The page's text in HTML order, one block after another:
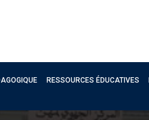
RESSOURCES ÉDUCATIVES